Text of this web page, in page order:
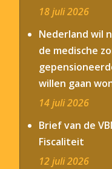
18 juli 2026
Nederland wil
de medische
willen gaan
14 juli 2026
Brief van de
Fiscaliteit
12 juli 2026